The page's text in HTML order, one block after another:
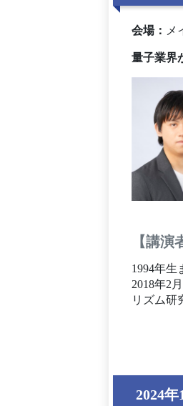
会場： メ
量子業界
【講演
1994年
2018年2
リズム研
2024